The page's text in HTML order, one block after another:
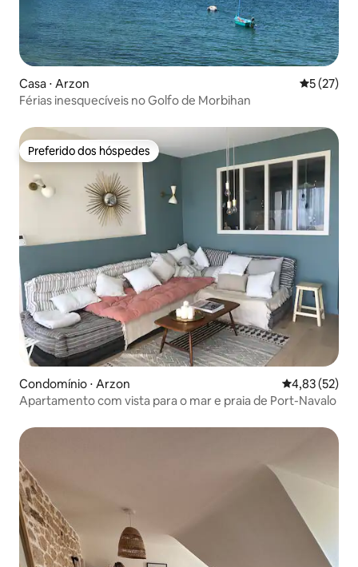
Casa ⋅ Arzon 5 de uma
5 (27)
Férias inesquecíveis no Golfo de Morbihan
Preferido dos hóspedes
Preferido dos hóspedes
Condomínio ⋅ Arzon 4,83 de uma
4,83 (52)
Apartamento com vista para o mar e praia de Port-Navalo